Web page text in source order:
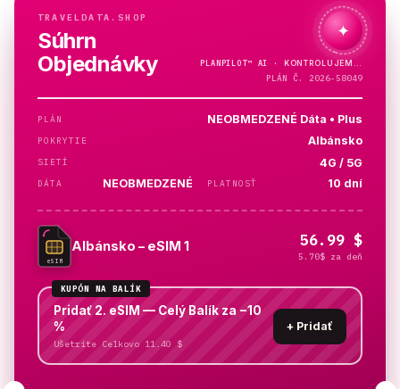
TRAVELDATA.SHOP
Súhrn
Objednávky
✦
PLANPILOT™ AI · KONTROLUJEM…
PLÁN Č. 2026-58049
PLÁN NEOBMEDZENÉ Dáta • Plus
POKRYTIE Albánsko
SIETÍ 4G / 5G
DÁTA NEOBMEDZENÉ PLATNOSŤ 10 dní
eSIM
Albánsko – eSIM 1 56.99 $
5.70$ za deň
KUPÓN NA BALÍK
Pridať 2. eSIM — Celý Balík za −10
%
Ušetríte Celkovo 11.40 $
+ Pridať